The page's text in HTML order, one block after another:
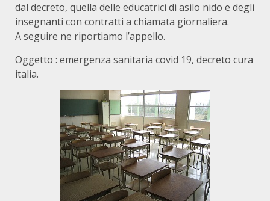
dal decreto, quella delle educatrici di asilo nido e degli
insegnanti con contratti a chiamata giornaliera.
A seguire ne riportiamo l’appello.
Oggetto : emergenza sanitaria covid 19, decreto cura
italia.